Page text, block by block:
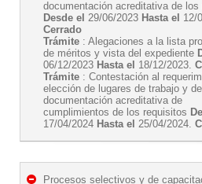
documentación acreditativa de los
Desde el 29/06/2023 Hasta el 12/
Cerrado
Trámite : Alegaciones a la lista
de méritos y vista del expediente
06/12/2023 Hasta el 18/12/2023.
Trámite : Contestación al
elección de lugares de trabajo y
documentación acreditativa de
cumplimientos de los requisitos
17/04/2024 Hasta el 25/04/2024.
Procesos selectivos y de